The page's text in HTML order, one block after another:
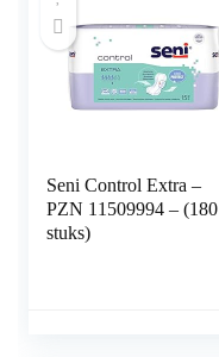
Seni Control Extra –
PZN 11509994 – (180
stuks)